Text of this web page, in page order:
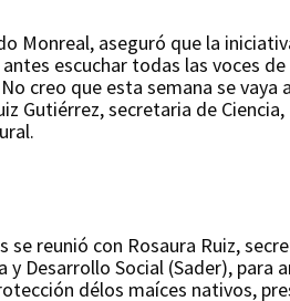
Monreal, aseguró que la
escuchar todas las voces
creo que esta semana se vaya
Gutiérrez, secretaria de
reunió con Rosaura Ruiz,
Desarrollo Social (Sader), para
délos maíces nativos,